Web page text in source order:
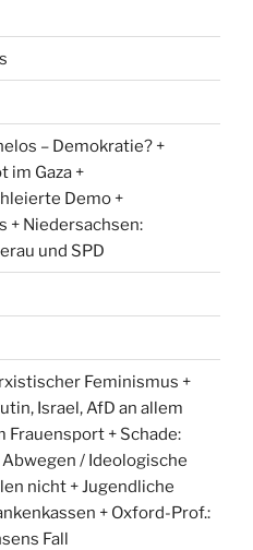
– Demokratie? +
im Gaza +
Demo +
+ Niedersachsen:
und SPD
Feminismus +
Israel, AfD an allem
Frauensport + Schade:
/ Ideologische
nicht + Jugendliche
+ Oxford-Prof.:
Fall